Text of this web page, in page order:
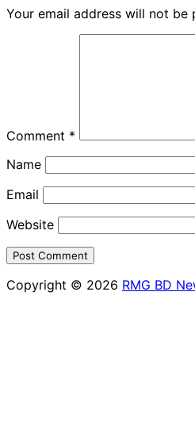
Your email address will not be
Comment *
Name
Email
Website
Copyright © 2026 RMG BD